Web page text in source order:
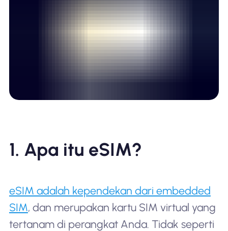
1. Apa itu eSIM?
eSIM adalah kependekan dari embedded
SIM, dan merupakan kartu SIM virtual yang
tertanam di perangkat Anda. Tidak seperti